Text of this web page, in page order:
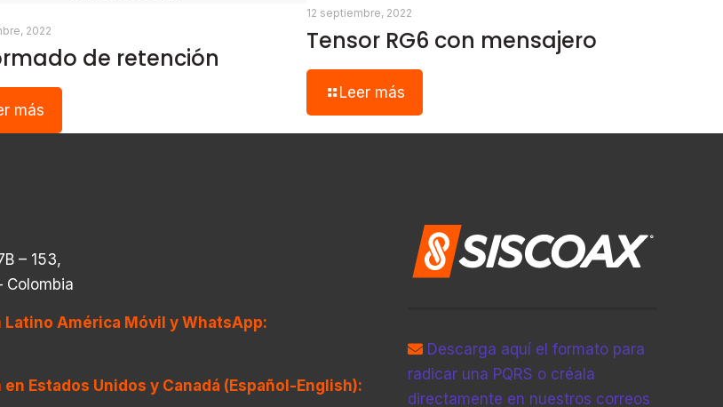
2022
de retención
más
12 septiembre, 2022
Tensor RG6 con mensajero
Leer más
– 153,
Colombia
Latino América Móvil y WhatsApp:
Estados Unidos y Canadá (Español-English):
Descarga aquí el formato para
radicar una PQRS o créala
directamente en nuestros correos